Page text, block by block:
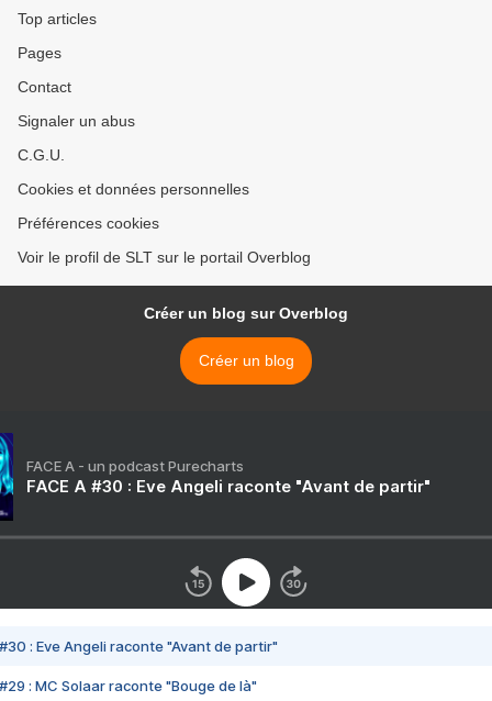
Top articles
Pages
Contact
Signaler un abus
C.G.U.
Cookies et données personnelles
Préférences cookies
Voir le profil de SLT sur le portail Overblog
Créer un blog sur Overblog
Créer un blog
FACE A - un podcast Purecharts
FACE A #30 : Eve Angeli raconte "Avant de partir"
#30 : Eve Angeli raconte "Avant de partir"
#29 : MC Solaar raconte "Bouge de là"